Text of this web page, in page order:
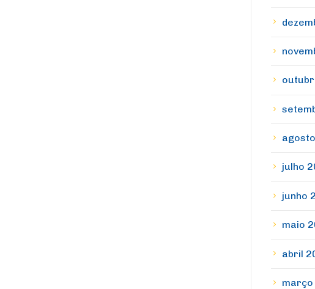
julho
junho
maio
abril
março